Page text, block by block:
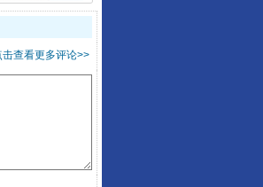
工作
击查看更多评论>>